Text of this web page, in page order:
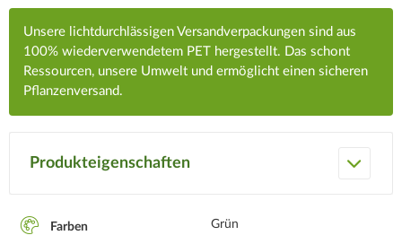
Unsere lichtdurchlässigen Versandverpackungen sind aus
100% wiederverwendetem PET hergestellt. Das schont
Ressourcen, unsere Umwelt und ermöglicht einen sicheren
Pflanzenversand.
Produkteigenschaften
Farben Grün